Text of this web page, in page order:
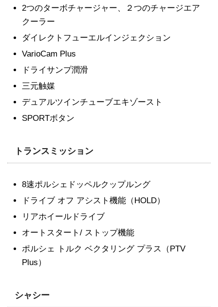
2つのターボチャージャー、２つのチャージエア
クーラー
ダイレクトフューエルインジェクション
VarioCam Plus
ドライサンプ潤滑
三元触媒
デュアルツインチューブエキゾースト
SPORTボタン
トランスミッション
8速ポルシェドッペルクップルング
ドライブ オフ アシスト機能（HOLD）
リアホイールドライブ
オートスタート/ ストップ機能
ポルシェ トルク ベクタリング プラス（PTV
Plus）
シャシー